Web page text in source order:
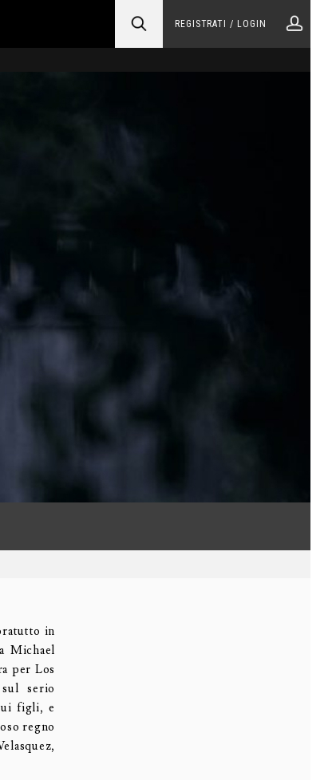
REGISTRATI / LOGIN
in
Michael
per Los
serio
figli, e
regno